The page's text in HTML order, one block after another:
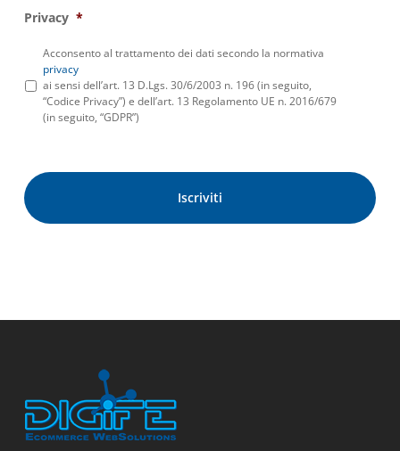
Privacy *
Acconsento al trattamento dei dati secondo la normativa
privacy
ai sensi dell’art. 13 D.Lgs. 30/6/2003 n. 196 (in seguito,
“Codice Privacy”) e dell’art. 13 Regolamento UE n. 2016/679
(in seguito, “GDPR”)